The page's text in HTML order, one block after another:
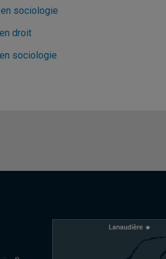
sociologie
droit
sociologie